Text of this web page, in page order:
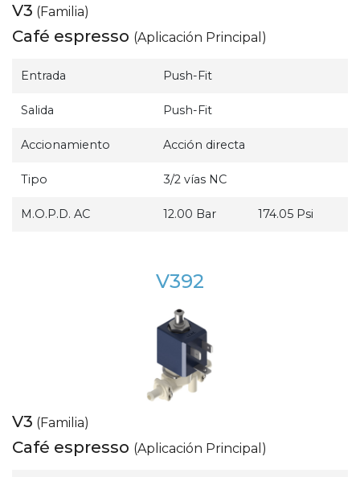
V3 (Familia)
Café espresso (Aplicación Principal)
Entrada Push-Fit
Salida Push-Fit
Accionamiento Acción directa
Tipo 3/2 vías NC
M.O.P.D. AC 12.00 Bar 174.05 Psi
V392
V3 (Familia)
Café espresso (Aplicación Principal)